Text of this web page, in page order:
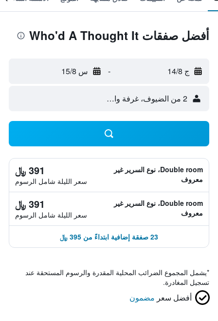
أفضل صفقات Who'd A Thought It
ج 14/8 - س 15/8
2 من الضيوف، غرفة واحدة
Double room، نوع السرير غير
معروف
391 ﷼
سعر الليلة شامل الرسوم
Double room، نوع السرير غير
معروف
391 ﷼
سعر الليلة شامل الرسوم
23 صفقة إضافية ابتداءً من 395 ﷼
*يشمل المجموع الضرائب المحلية المقدرة والرسوم المستحقة عند
تسجيل المغادرة.
أفضل سعر مضمون